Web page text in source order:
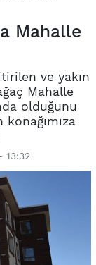
Mahalle
ve yakın
Mahalle
olduğunu
13:32